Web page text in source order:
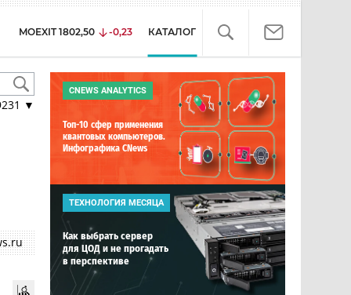
MOEXIT 1802,50 -0,23 КАТАЛОГ
▼
CNEWS ANALYTICS
Топ-10 сфер применения
квантовых компьютеров.
Инфографика CNews
ТЕХНОЛОГИЯ МЕСЯЦА
Как выбрать сервер
для ЦОД и не прогадать
в перспективе